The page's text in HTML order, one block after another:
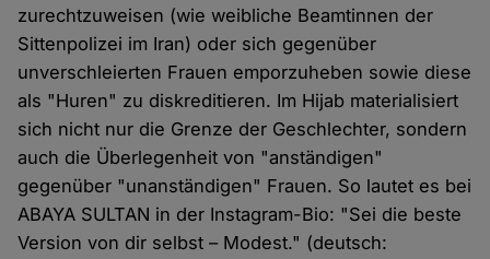
zurechtzuweisen (wie weibliche Beamtinnen der
Sittenpolizei im Iran) oder sich gegenüber
unverschleierten Frauen emporzuheben sowie diese
als "Huren" zu diskreditieren. Im Hijab materialisiert
sich nicht nur die Grenze der Geschlechter, sondern
auch die Überlegenheit von "anständigen"
gegenüber "unanständigen" Frauen. So lautet es bei
ABAYA SULTAN in der Instagram-Bio: "Sei die beste
Version von dir selbst – Modest." (deutsch: